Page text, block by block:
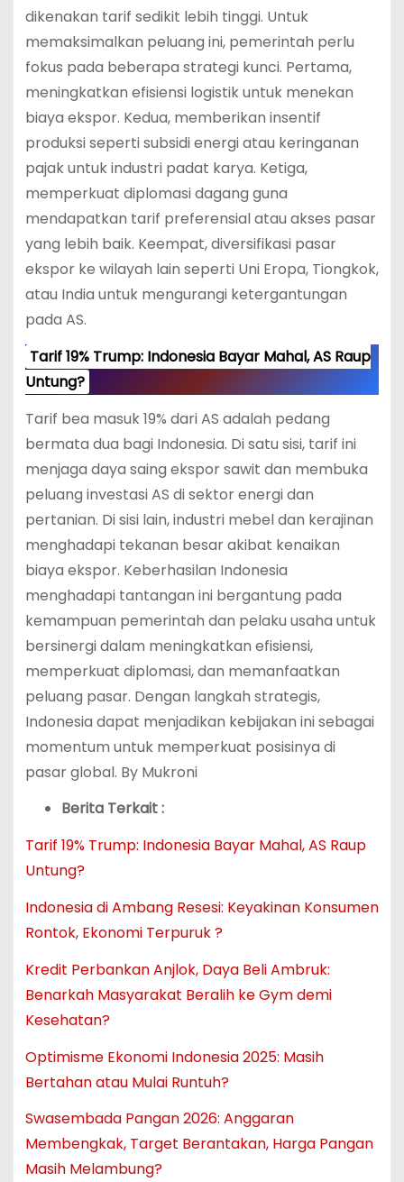
dikenakan tarif sedikit lebih tinggi. Untuk
memaksimalkan peluang ini, pemerintah perlu
fokus pada beberapa strategi kunci. Pertama,
meningkatkan efisiensi logistik untuk menekan
biaya ekspor. Kedua, memberikan insentif
produksi seperti subsidi energi atau keringanan
pajak untuk industri padat karya. Ketiga,
memperkuat diplomasi dagang guna
mendapatkan tarif preferensial atau akses pasar
yang lebih baik. Keempat, diversifikasi pasar
ekspor ke wilayah lain seperti Uni Eropa, Tiongkok,
atau India untuk mengurangi ketergantungan
pada AS.
Tarif 19% Trump: Indonesia Bayar Mahal, AS Raup
Untung?
Tarif bea masuk 19% dari AS adalah pedang
bermata dua bagi Indonesia. Di satu sisi, tarif ini
menjaga daya saing ekspor sawit dan membuka
peluang investasi AS di sektor energi dan
pertanian. Di sisi lain, industri mebel dan kerajinan
menghadapi tekanan besar akibat kenaikan
biaya ekspor. Keberhasilan Indonesia
menghadapi tantangan ini bergantung pada
kemampuan pemerintah dan pelaku usaha untuk
bersinergi dalam meningkatkan efisiensi,
memperkuat diplomasi, dan memanfaatkan
peluang pasar. Dengan langkah strategis,
Indonesia dapat menjadikan kebijakan ini sebagai
momentum untuk memperkuat posisinya di
pasar global. By Mukroni
Berita Terkait :
Tarif 19% Trump: Indonesia Bayar Mahal, AS Raup
Untung?
Indonesia di Ambang Resesi: Keyakinan Konsumen
Rontok, Ekonomi Terpuruk ?
Kredit Perbankan Anjlok, Daya Beli Ambruk:
Benarkah Masyarakat Beralih ke Gym demi
Kesehatan?
Optimisme Ekonomi Indonesia 2025: Masih
Bertahan atau Mulai Runtuh?
Swasembada Pangan 2026: Anggaran
Membengkak, Target Berantakan, Harga Pangan
Masih Melambung?